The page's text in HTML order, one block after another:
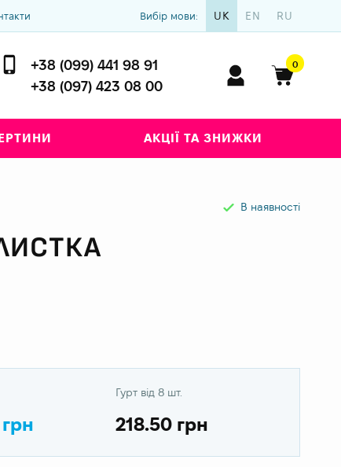
Вибір мови: UK EN RU
+38 (099) 441 98 91
+38 (097) 423 08 00
0
АКЦІЇ ТА ЗНИЖКИ
В наявності
Гурт від 8 шт.
218.50 грн